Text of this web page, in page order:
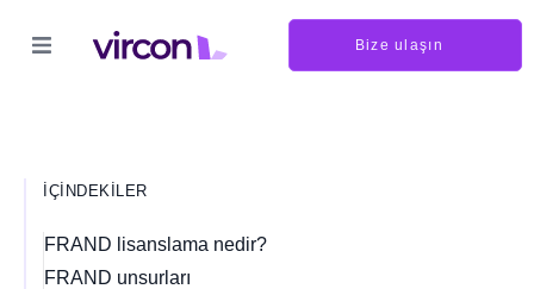
Bize ulaşın
İÇINDEKILER
FRAND lisanslama nedir?
FRAND unsurları